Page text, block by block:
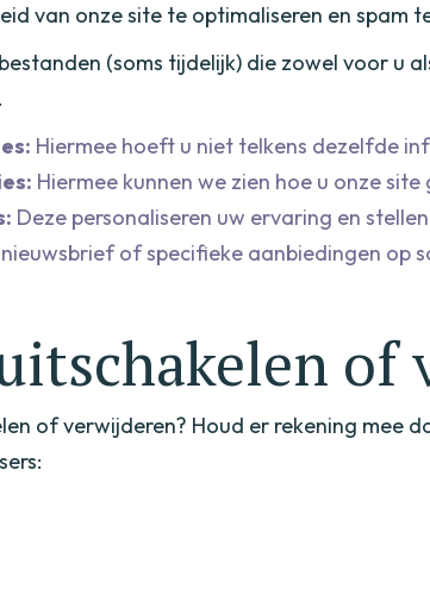
van onze site te optimaliseren en spam
(soms tijdelijk) die zowel voor u
Hiermee hoeft u niet telkens dezelfde
Hiermee kunnen we zien hoe u onze
Deze personaliseren uw ervaring en
of specifieke aanbiedingen op
of
of verwijderen? Houd er rekening mee